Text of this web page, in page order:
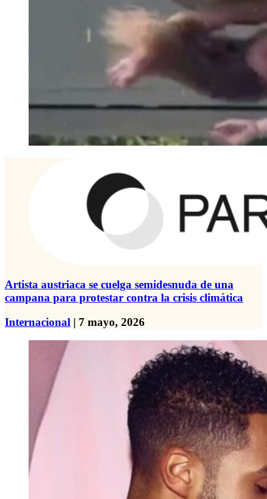
Artista austriaca se cuelga semidesnuda de una
campana para protestar contra la crisis climática
Internacional | 7 mayo, 2026